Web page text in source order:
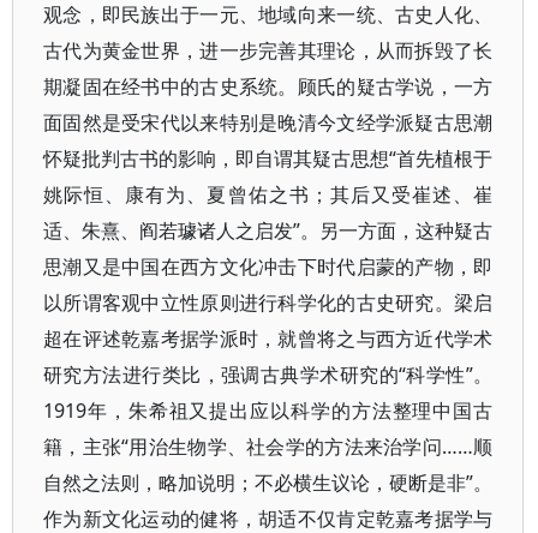
观念，即民族出于一元、地域向来一统、古史人化、
古代为黄金世界，进一步完善其理论，从而拆毁了长
期凝固在经书中的古史系统。顾氏的疑古学说，一方
面固然是受宋代以来特别是晚清今文经学派疑古思潮
怀疑批判古书的影响，即自谓其疑古思想“首先植根于
姚际恒、康有为、夏曾佑之书；其后又受崔述、崔
适、朱熹、阎若璩诸人之启发”。另一方面，这种疑古
思潮又是中国在西方文化冲击下时代启蒙的产物，即
以所谓客观中立性原则进行科学化的古史研究。梁启
超在评述乾嘉考据学派时，就曾将之与西方近代学术
研究方法进行类比，强调古典学术研究的“科学性”。
1919年，朱希祖又提出应以科学的方法整理中国古
籍，主张“用治生物学、社会学的方法来治学问……顺
自然之法则，略加说明；不必横生议论，硬断是非”。
作为新文化运动的健将，胡适不仅肯定乾嘉考据学与